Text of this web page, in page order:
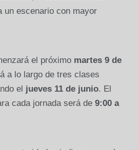
un escenario con mayor
el próximo martes 9 de
a lo largo de tres clases
el jueves 11 de junio. El
cada jornada será de 9:00 a